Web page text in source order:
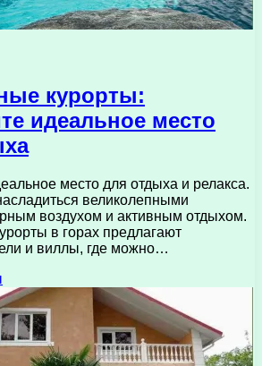
курорты:
идеальное место
место для отдыха и релакса.
великолепными
воздухом и активным отдыхом.
в горах предлагают
и виллы, где можно…